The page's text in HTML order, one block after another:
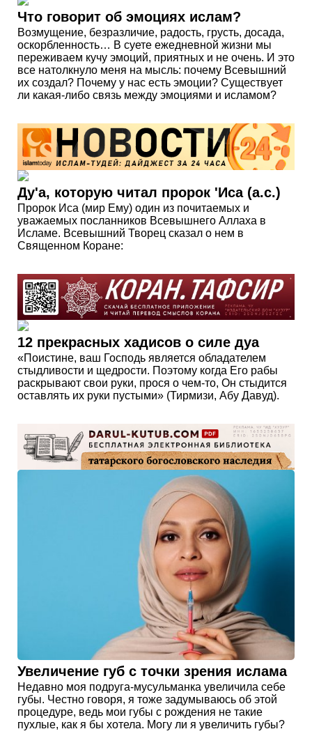
Что говорит об эмоциях ислам?
Возмущение, безразличие, радость, грусть, досада,
оскорбленность… В суете ежедневной жизни мы
переживаем кучу эмоций, приятных и не очень. И это
все натолкнуло меня на мысль: почему Всевышний
их создал? Почему у нас есть эмоции? Существует
ли какая-либо связь между эмоциями и исламом?
Ду'а, которую читал пророк 'Иса (а.с.)
Пророк Иса (мир Ему) один из почитаемых и
уважаемых посланников Всевышнего Аллаха в
Исламе. Всевышний Творец сказал о нем в
Священном Коране:
12 прекрасных хадисов о силе дуа
«Поистине, ваш Господь является обладателем
стыдливости и щедрости. Поэтому когда Его рабы
раскрывают свои руки, прося о чем-то, Он стыдится
оставлять их руки пустыми» (Тирмизи, Абу Давуд).
Увеличение губ с точки зрения ислама
Недавно моя подруга-мусульманка увеличила себе
губы. Честно говоря, я тоже задумываюсь об этой
процедуре, ведь мои губы с рождения не такие
пухлые, как я бы хотела. Могу ли я увеличить губы?